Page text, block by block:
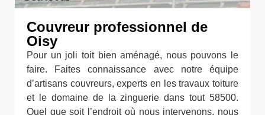
Couvreur professionnel de
Oisy
Pour un joli toit bien aménagé, nous pouvons le
faire. Faites connaissance avec notre équipe
d’artisans couvreurs, experts en les travaux toiture
et le domaine de la zinguerie dans tout 58500.
Quel que soit l’endroit où nous intervenons, nous